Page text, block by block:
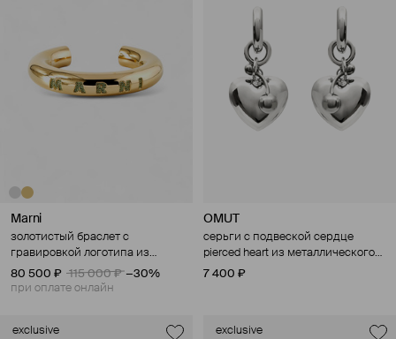
Marni
золотистый браслет с
гравировкой логотипа из
кристаллов
80 500 ₽ 115 000 ₽ −30%
при оплате онлайн
OMUT
серьги с подвеской сердце
pierced heart из металлического
сплава с родиевым покрытием
7 400 ₽
exclusive exclusive